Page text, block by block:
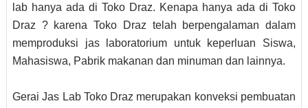
lab hanya ada di Toko Draz. Kenapa hanya ada di Toko
Draz ? karena Toko Draz telah berpengalaman dalam
memproduksi jas laboratorium untuk keperluan Siswa,
Mahasiswa, Pabrik makanan dan minuman dan lainnya.
Gerai Jas Lab Toko Draz merupakan konveksi pembuatan